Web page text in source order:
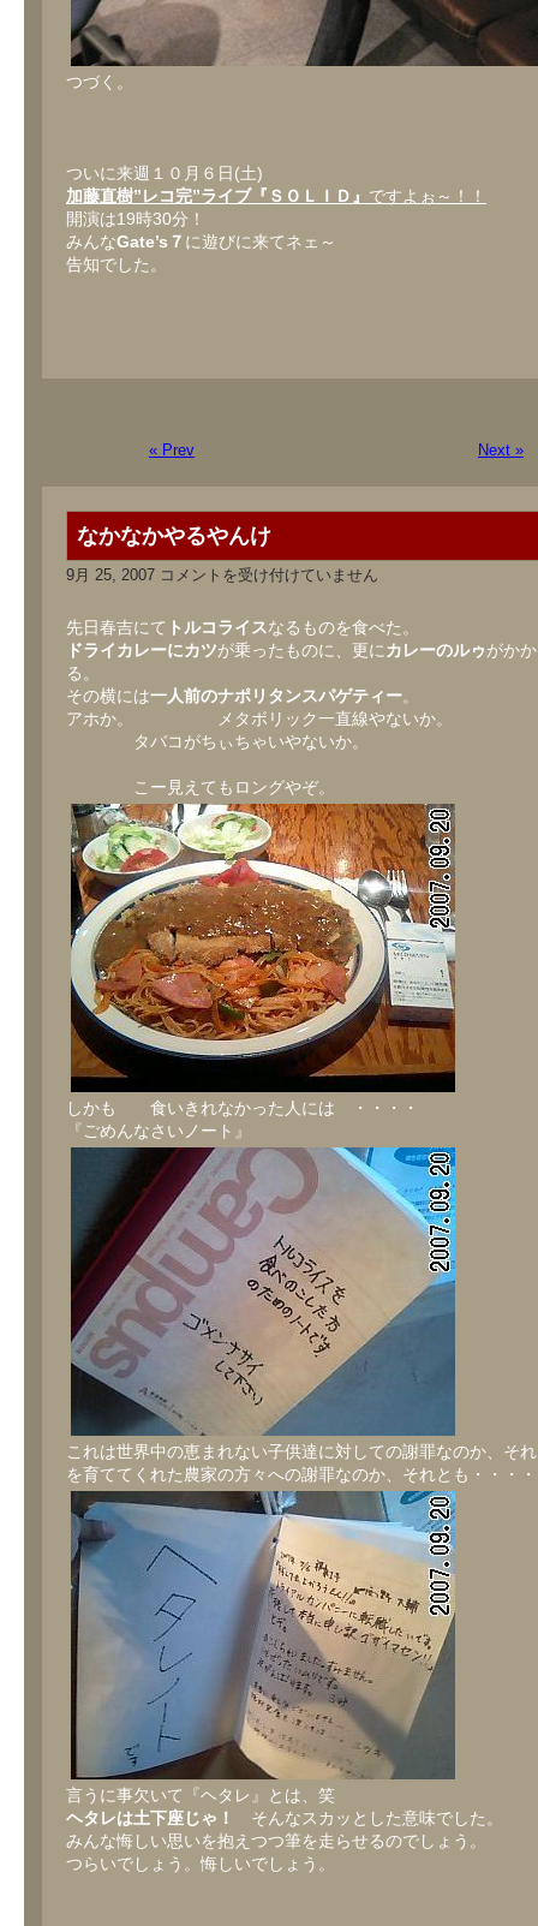
つづく。
ついに来週１０月６日(土)
加藤直樹”レコ完”ライブ『ＳＯＬＩＤ』 ですよぉ～！！
開演は19時30分！
みんなGate’s７ に遊びに来てネェ～
告知でした。
« Prev Next »
なかなかやるやんけ
9月 25, 2007 な
か
や
る
け
コメントを受け付けていません
先日春吉にて トルコライスなるものを食べた。
ドライカレーにカツが乗ったものに、更に カレーのルゥがか
る。
その横には一人前のナポリタンスパゲティー。
アホか。 メタボリック一直線やないか。
タバコがちぃちゃいやないか。
こー見えてもロングやぞ。
しかも 食いきれなかった人には ・・・・
『ごめんなさいノート』
これは世界中の恵まれない子供達に対しての謝罪なのか、そ
を育ててくれた農家の方々への謝罪なのか、それとも・・・
言うに事欠いて『ヘタレ』とは、笑
ヘタレは土下座じゃ！
そんなスカッとした意味でした。
みんな悔しい思いを抱えつつ筆を走らせるのでしょう。
つらいでしょう。悔しいでしょう。